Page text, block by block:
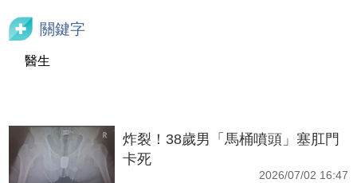
關鍵字
醫生
炸裂！38歲男「馬桶噴頭」塞肛門
卡死
2026/07/02 16:47